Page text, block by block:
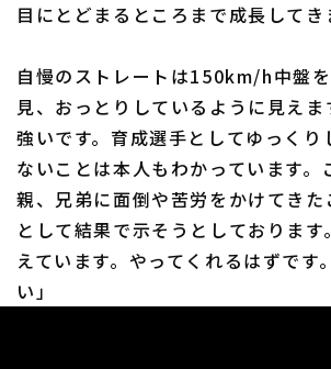
目にとどまるところまで成長してき
自慢のストレートは150km/h中盤
見、おっとりしているように見えま
強いです。育成選手としてゆっくり
ないことは本人もわかっています。
親、兄弟に面倒や苦労をかけてきた
として結果で示そうとしております
えています。やってくれるはずです
い」